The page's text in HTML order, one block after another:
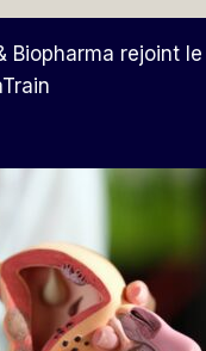
Biopharma rejoint